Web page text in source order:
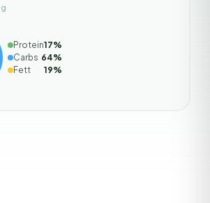
Protein17%
Carbs 64%
Fett
19%